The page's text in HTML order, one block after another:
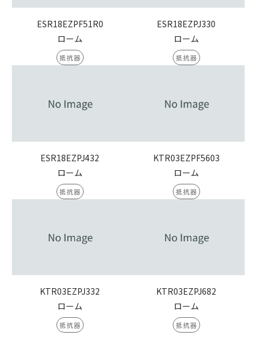
ESR18EZPF51R0
ローム
抵抗器
ESR18EZPJ330
ローム
抵抗器
ESR18EZPJ432
ローム
抵抗器
KTR03EZPF5603
ローム
抵抗器
KTR03EZPJ332
ローム
抵抗器
KTR03EZPJ682
ローム
抵抗器